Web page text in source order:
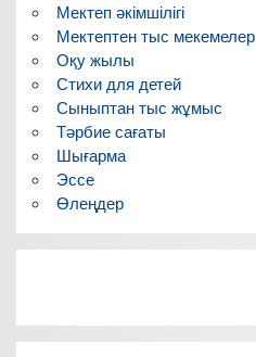
Мектеп әкімшілігі
Мектептен тыс мекемелер
Оқу жылы
Стихи для детей
Сыныптан тыс жұмыс
Тәрбие сағаты
Шығарма
Эссе
Өлеңдер